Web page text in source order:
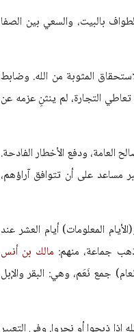
بالبيت، والسعي بين الصفا
المثوبة من الله. وضابط
التجارة، لم ينثنِ عزمه عن
العامة، ودفع الأخطار الفادحة.
مساعد على أن تتوافق آراؤهم،
المعلومات) أيام العشر عند
جماعة، منهم: مالك بن أنس
جمع نَعَم، وهي: البقر والإبل